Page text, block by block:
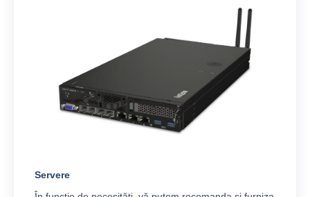
Servere